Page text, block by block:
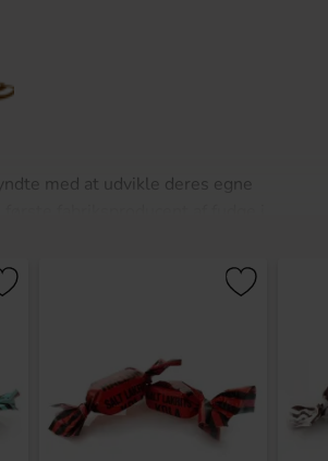
med at udvikle deres egne
fabriksproducent af fudge i
de deres kunders ønsker og